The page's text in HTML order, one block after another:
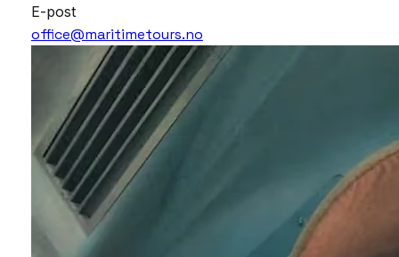
E-post
office@maritimetours.no